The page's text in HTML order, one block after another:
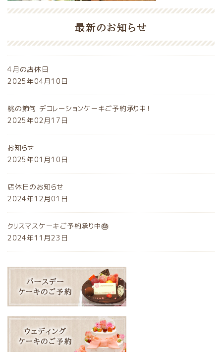
最新のお知らせ
4月の店休日
2025年04月10日
桃の節句 デコレーションケーキご予約承り中！
2025年02月17日
お知らせ
2025年01月10日
店休日のお知らせ
2024年12月01日
クリスマスケーキご予約承り中🎂
2024年11月23日